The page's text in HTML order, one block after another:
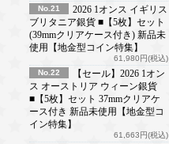
No.21
2026 1オンス イギリス
ブリタニア銀貨 ■【5枚】セット
(39mmクリアケース付き) 新品未
使用【地金型コイン特集】
61,980円(税込)
No.22
【セール】2026 1オン
ス オーストリア ウィーン銀貨
■【5枚】セット 37mmクリアケ
ース付き 新品未使用【地金型コ
イン特集】
61,663円(税込)